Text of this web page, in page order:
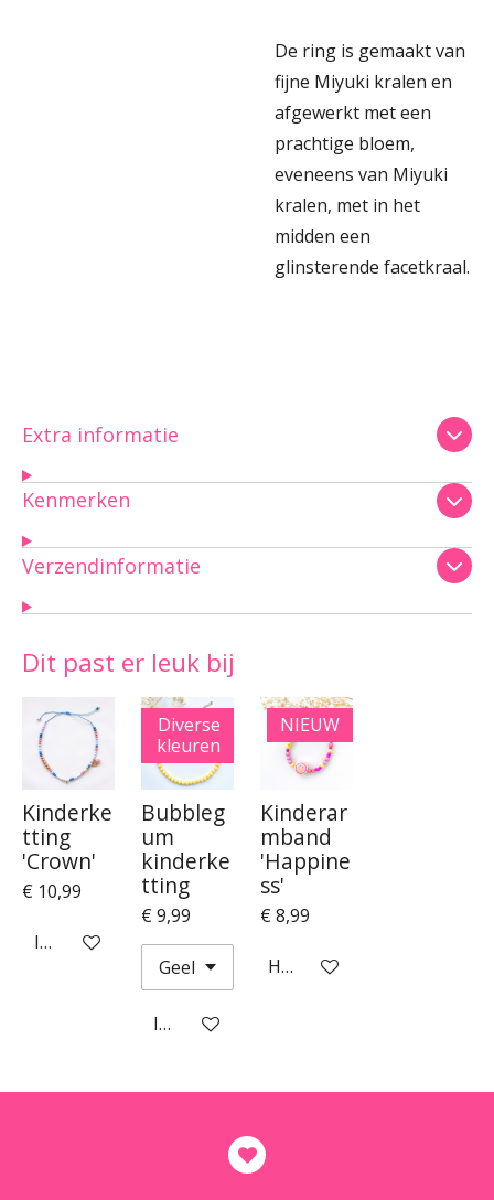
De ring is gemaakt van
fijne Miyuki kralen en
afgewerkt met een
prachtige bloem,
eveneens van Miyuki
kralen, met in het
midden een
glinsterende facetkraal.
Extra informatie
Kenmerken
Verzendinformatie
Dit past er leuk bij
Kinderke
tting
'Crown'
€ 10,99
In winkelwagen
Diverse
kleuren
Bubbleg
um
kinderke
tting
€ 9,99
In winkelwagen
NIEUW
Kinderar
mband
'Happine
ss'
€ 8,99
Houd mij op de hoogte